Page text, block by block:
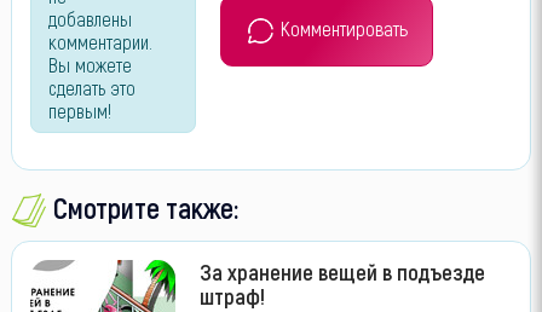
добавлены
комментарии.
Вы можете
сделать это
первым!
Комментировать
Смотрите также:
За хранение вещей в подъезде
штраф!